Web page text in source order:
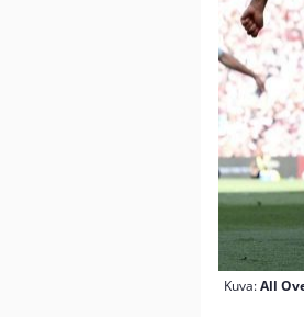
Kuva:All